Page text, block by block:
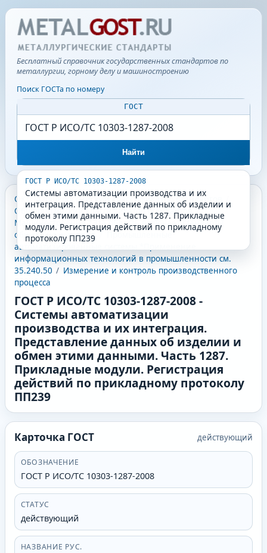
Бесплатный справочник государственных стандартов по
металлургии, горному делу и машиностроению
Поиск ГОСТа по номеру
ГОСТ
Найти
ГОСТ Р ИСО/ТС 10303-1287-2008
Системы автоматизации производства и их
интеграция. Представление данных об изделии и
обмен этими данными. Часть 1287. Прикладные
модули. Регистрация действий по прикладному
протоколу ПП239
ОКС - Общероссийский классификатор стандартов
Общероссийский классификатор стандартов /
Машиностроение *Эта область включает стандарты
общего назначения /
Промышленные
автоматизированные системы *Применение
информационных технологий в промышленности см.
35.240.50 / Измерение и контроль производственного
процесса
ГОСТ Р ИСО/ТС 10303-1287-2008-
Системы автоматизации
производства и их интеграция.
Представление данных об изделии и
обмен этими данными. Часть 1287.
Прикладные модули. Регистрация
действий по прикладному протоколу
ПП239
Карточка ГОСТ действующий
ОБОЗНАЧЕНИЕ
ГОСТ Р ИСО/ТС 10303-1287-2008
СТАТУС
действующий
НАЗВАНИЕ РУС.